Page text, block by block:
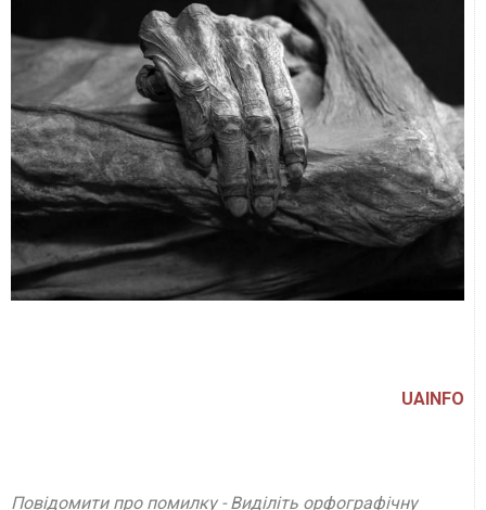
UAINFO
Повідомити про помилку - Виділіть орфографічну